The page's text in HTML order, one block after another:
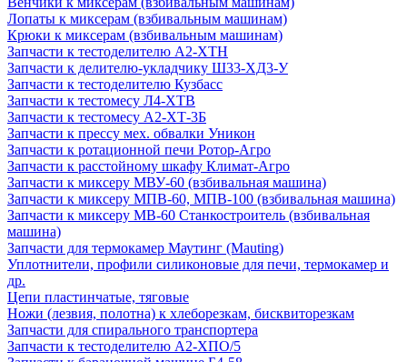
Лопаты к миксерам (взбивальным машинам)
Крюки к миксерам (взбивальным машинам)
Запчасти к тестоделителю А2-ХТН
Запчасти к делителю-укладчику Ш33-ХД3-У
Запчасти к тестоделителю Кузбасс
Запчасти к тестомесу Л4-ХТВ
Запчасти к тестомесу А2-ХТ-3Б
Запчасти к прессу мех. обвалки Уникон
Запчасти к ротационной печи Ротор-Агро
Запчасти к расстойному шкафу Климат-Агро
Запчасти к миксеру МВУ-60 (взбивальная машина)
Запчасти к миксеру МПВ-60, МПВ-100 (взбивальная машина)
Запчасти к миксеру МВ-60 Станкостроитель (взбивальная
машина)
Запчасти для термокамер Маутинг (Mauting)
Уплотнители, профили силиконовые для печи, термокамер и
др.
Цепи пластинчатые, тяговые
Ножи (лезвия, полотна) к хлеборезкам, бисквиторезкам
Запчасти для спирального транспортера
Запчасти к тестоделителю А2-ХПО/5